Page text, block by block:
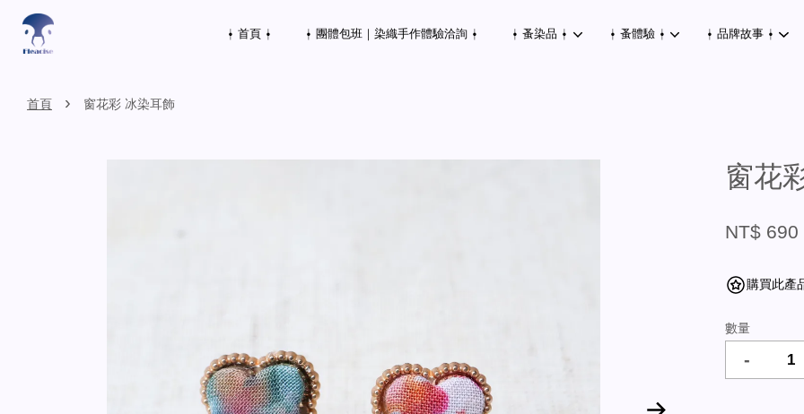
⍿ 首頁 ⍿ ⍿ 團體包班｜染織手作體驗洽詢 ⍿ ⍿ 蚤染品 ⍿ ⍿ 蚤體驗 ⍿ ⍿ 品牌故事 ⍿
首頁 › 窗花彩 冰染耳飾
窗花
NT$ 690
購買此產
數量
-
您的購物車目前還是空的。